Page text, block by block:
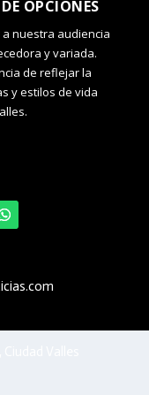
OPCIONES
nuestra audiencia
y variada.
de reflejar la
y estilos de vida